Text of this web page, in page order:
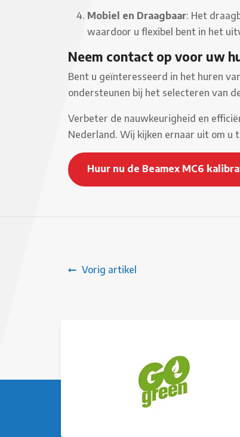
Mobiel en Draagbaar: Het
waardoor u flexibel bent in het
Neem contact op voor uw
Bent u geïnteresseerd in het huren
ondersteunen bij het selecteren van
Verbeter de nauwkeurigheid en
Nederland. Wij kijken ernaar uit om u
Huur nu de Beamex MC6
Vorig artikel